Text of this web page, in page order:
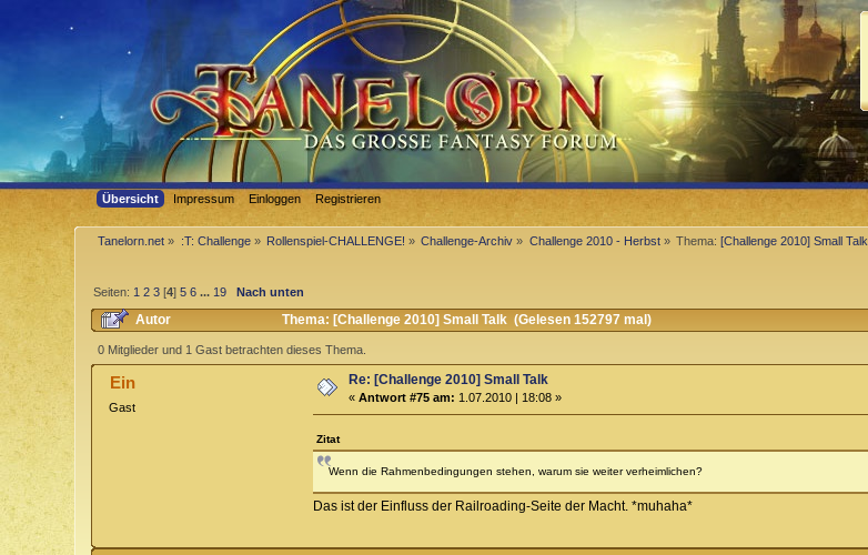
Übersicht Impressum Einloggen Registrieren
Tanelorn.net » :T: Challenge» Rollenspiel-CHALLENGE! » Challenge-Archiv » Challenge 2010 - Herbst» Thema:[Challenge 2010] Small Talk
Seiten: 1 2 3 [4]5 6 ... 19 Nach unten
Autor Thema: [Challenge 2010] Small Talk (Gelesen 152797 mal)
0 Mitglieder und 1 Gast betrachten dieses Thema.
Ein
Gast
Re: [Challenge 2010] Small Talk
«Antwort #75 am: 1.07.2010 | 18:08 »
Zitat
Wenn die Rahmenbedingungen stehen, warum sie weiter verheimlichen?
Das ist der Einfluss der Railroading-Seite der Macht. *muhaha*